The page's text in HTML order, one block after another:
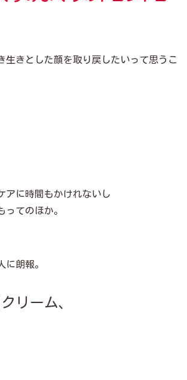
生きとした顔を取り戻したいって思うこ
アに時間もかけれないし
ってのほか。
に朗報。
リーム、